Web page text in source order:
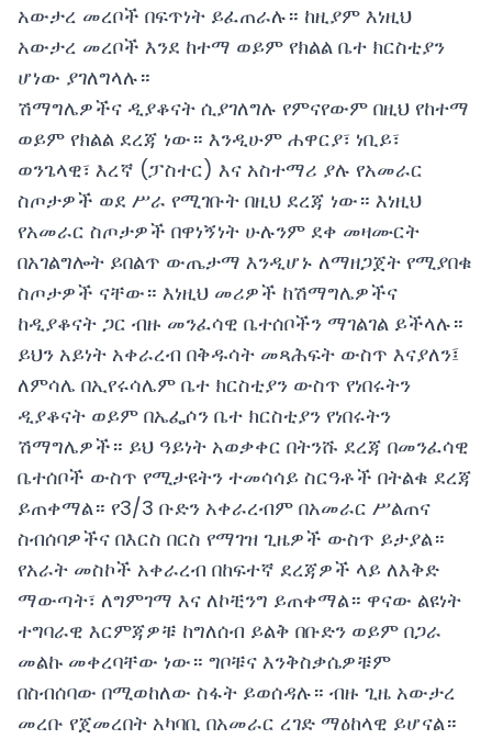
አውታረ መረቦች በፍጥነት ይፈጠራሉ። ከዚያም እነዚህ
አውታረ መረቦች እንደ ከተማ ወይም የክልል ቤተ ክርስቲያን
ሆነው ያገለግላሉ።
ሽማግሌዎችና ዲያቆናት ሲያገለግሉ የምናየውም በዚህ የከተማ
ወይም የክልል ደረጃ ነው። እንዲሁም ሐዋርያ፣ ነቢይ፣
ወንጌላዊ፣ እረኛ (ፓስተር) እና አስተማሪ ያሉ የአመራር
ስጦታዎች ወደ ሥራ የሚገቡት በዚህ ደረጃ ነው። እነዚህ
የአመራር ስጦታዎች በዋነኝነት ሁሉንም ደቀ መዛሙርት
በአገልግሎት ይበልጥ ውጤታማ እንዲሆኑ ለማዘጋጀት የሚያበቁ
ስጦታዎች ናቸው። እነዚህ መሪዎች ከሽማግሌዎችና
ከዲያቆናት ጋር ብዙ መንፈሳዊ ቤተሰቦችን ማገልገል ይችላሉ።
ይህን አይነት አቀራረብ በቅዱሳት መጻሕፍት ውስጥ እናያለን፤
ለምሳሌ በኢየሩሳሌም ቤተ ክርስቲያን ውስጥ የነበሩትን
ዲያቆናት ወይም በኤፌሶን ቤተ ክርስቲያን የነበሩትን
ሽማግሌዎች። ይህ ዓይነት አወቃቀር በትንሹ ደረጃ በመንፈሳዊ
ቤተሰቦች ውስጥ የሚታዩትን ተመሳሳይ ስርዓቶች በትልቁ ደረጃ
ይጠቀማል። የ3/3 ቡድን አቀራረብም በአመራር ሥልጠና
ስብሰባዎችና በእርስ በርስ የማገዝ ጊዜዎች ውስጥ ይታያል።
የአራት መስኮች አቀራረብ በከፍተኛ ደረጃዎች ላይ ለእቅድ
ማውጣት፣ ለግምገማ እና ለኮቺንግ ይጠቀማል። ዋናው ልዩነት
ተግባራዊ እርምጃዎቹ ከግለሰብ ይልቅ በቡድን ወይም በጋራ
መልኩ መቀረባቸው ነው። ግቦቹና እንቅስቃሴዎቹም
በስብሰባው በሚወከለው ስፋት ይወሰዳሉ። ብዙ ጊዜ አውታረ
መረቡ የጀመረበት አካባቢ በአመራር ረገድ ማዕከላዊ ይሆናል።